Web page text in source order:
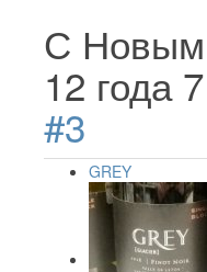
С Новым
12 года
#3
GREY